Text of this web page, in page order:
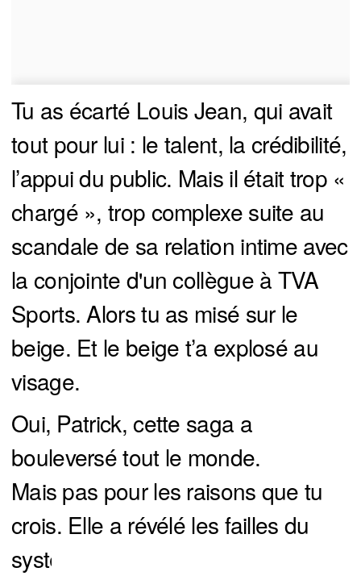
Tu as écarté Louis Jean, qui avait
tout pour lui : le talent, la crédibilité,
l’appui du public. Mais il était trop «
chargé », trop complexe suite au
scandale de sa relation intime avec
la conjointe d'un collègue à TVA
Sports. Alors tu as misé sur le
beige. Et le beige t’a explosé au
visage.
Oui, Patrick, cette saga a
bouleversé tout le monde.
Mais pas pour les raisons que tu
crois. Elle a révélé les failles du
système. Le deux poids, deux